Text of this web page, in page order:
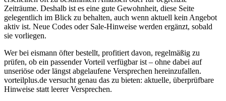
Zeiträume. Deshalb ist es eine gute Gewohnheit, diese Seite
gelegentlich im Blick zu behalten, auch wenn aktuell kein Angebot
aktiv ist. Neue Codes oder Sale-Hinweise werden ergänzt, sobald
sie vorliegen.
Wer bei eismann öfter bestellt, profitiert davon, regelmäßig zu
prüfen, ob ein passender Vorteil verfügbar ist – ohne dabei auf
unseriöse oder längst abgelaufene Versprechen hereinzufallen.
vorteilplus.de versucht genau das zu bieten: aktuelle, überprüfbare
Hinweise statt leerer Versprechen.